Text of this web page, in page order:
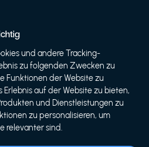
und andere Tracking-
zu folgenden Zwecken zu
Funktionen der Website zu
Erlebnis auf der Website zu bieten,
und Dienstleistungen zu
zu personalisieren, um
relevanter sind.